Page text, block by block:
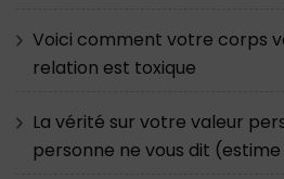
Voici comment votre corps
relation est toxique
La vérité sur votre valeur
personne ne vous dit (estime